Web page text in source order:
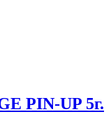
PIN-UP 5г.